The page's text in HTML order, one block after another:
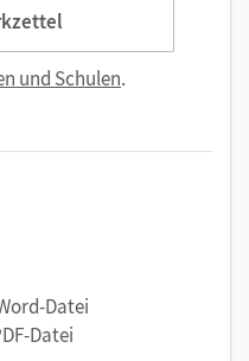
und Schulen.
Datei
Datei